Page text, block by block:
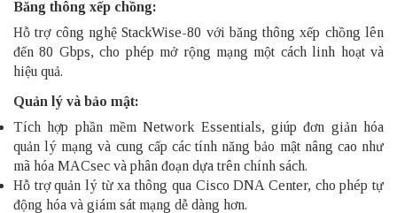
Băng thông xếp chồng:
Hỗ trợ công nghệ StackWise-80 với băng thông xếp chồng lên
đến 80 Gbps, cho phép mở rộng mạng một cách linh hoạt và
hiệu quả.
Quản lý và bảo mật:
Tích hợp phần mềm Network Essentials, giúp đơn giản hóa
quản lý mạng và cung cấp các tính năng bảo mật nâng cao như
mã hóa MACsec và phân đoạn dựa trên chính sách.
Hỗ trợ quản lý từ xa thông qua Cisco DNA Center, cho phép tự
động hóa và giám sát mạng dễ dàng hơn.